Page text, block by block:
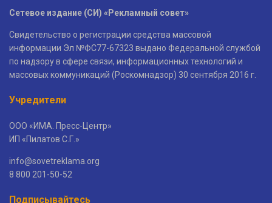
Сетевое издание (СИ) «Рекламный совет»
Свидетельство о регистрации средства массовой
информации Эл №ФС77-67323 выдано Федеральной службой
по надзору в сфере связи, информационных технологий и
массовых коммуникаций (Роскомнадзор) 30 сентября 2016 г.
Учредители
ООО «ИМА. Пресс-Центр»
ИП «Пилатов С.Г.»
info@sovetreklama.org
8 800 201-50-52
Подписывайтесь